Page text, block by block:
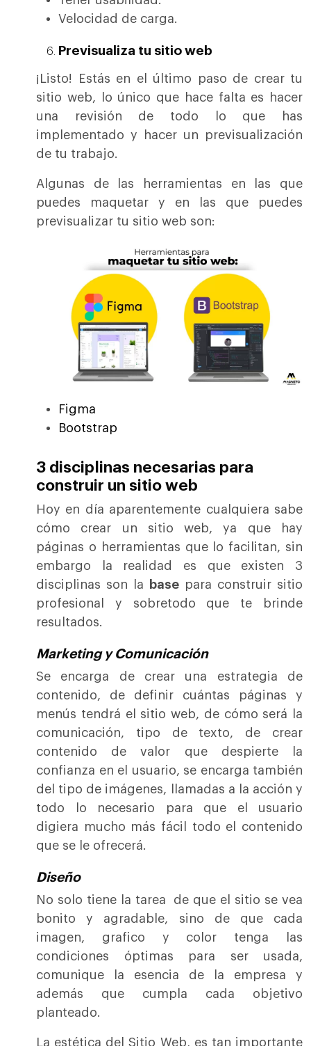
Velocidad de carga.
Previsualiza tu sitio web
¡Listo! Estás en el último paso de crear tu
sitio web, lo único que hace falta es hacer
una revisión de todo lo que has
implementado y hacer un previsualización
de tu trabajo.
Algunas de las herramientas en las que
puedes maquetar y en las que puedes
previsualizar tu sitio web son:
Figma
Bootstrap
3 disciplinas necesarias para
construir un sitio web
Hoy en día aparentemente cualquiera sabe
cómo crear un sitio web, ya que hay
páginas o herramientas que lo facilitan, sin
embargo la realidad es que existen 3
disciplinas son la
base para construir sitio
profesional y sobretodo que te brinde
resultados.
Marketing y Comunicación
Se encarga de crear una estrategia de
contenido, de definir cuántas páginas y
menús tendrá el sitio web, de cómo será la
comunicación, tipo de texto, de crear
contenido de valor que despierte la
confianza en el usuario, se encarga también
del tipo de imágenes, llamadas a la acción y
todo lo necesario para que el usuario
digiera mucho más fácil todo el contenido
que se le ofrecerá.
Diseño
No solo tiene la tarea de que el sitio se vea
bonito y agradable, sino de que cada
imagen, grafico y color tenga las
condiciones óptimas para ser usada,
comunique la esencia de la empresa y
además que cumpla cada objetivo
planteado.
La estética del Sitio Web, es tan importante